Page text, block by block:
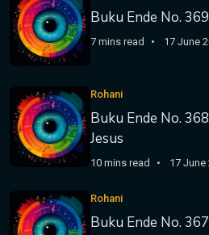
Buku Ende No.
7 mins read 17 June
Rohani
Buku Ende No.
Jesus
10 mins read 17 June
Rohani
Buku Ende No.